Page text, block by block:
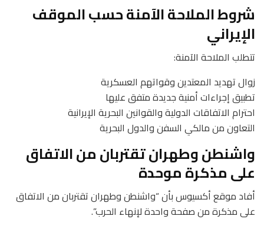
شروط الملاحة الآمنة حسب الموقف
الإيراني
تتطلب الملاحة الآمنة:
زوال تهديد المعتدين وقواتهم العسكرية
تطبيق إجراءات أمنية جديدة متفق عليها
احترام الاتفاقات الدولية والقوانين البحرية الإيرانية
التعاون من مالكي السفن والدول البحرية
واشنطن وطهران تقتربان من الاتفاق
على مذكرة موحدة
أفاد موقع أكسيوس بأن “واشنطن وطهران تقتربان من الاتفاق
على مذكرة من صفحة واحدة لإنهاء الحرب”.